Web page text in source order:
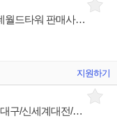
[부쉐론] 명품 주얼리 BOUCHERON 잠실 롯데월드타워 판매사원/신세계센텀 점장/신세계대전 Admin
지원하기
[불가리 코리아]명품 주얼리 BVLGARI 신세계대구/신세계대전/롯데광주 슈퍼바이저/판매사원 채용